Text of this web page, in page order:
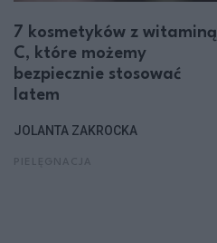
7 kosmetyków z witaminą
C, które możemy
bezpiecznie stosować
latem
JOLANTA ZAKROCKA